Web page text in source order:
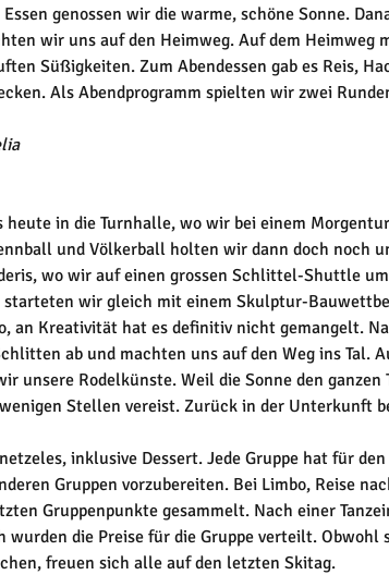
genossen wir die warme, schöne Sonne.
wir uns auf den Heimweg. Auf dem Heimweg
Süßigkeiten. Zum Abendessen gab es Reis,
Als Abendprogramm spielten wir zwei
in die Turnhalle, wo wir bei einem
und Völkerball holten wir dann doch noch
wo wir auf einen grossen Schlittel-Shuttle
starteten wir gleich mit einem Skulptur-
an Kreativität hat es definitiv nicht gemangelt.
ab und machten uns auf den Weg ins Tal.
unsere Rodelkünste. Weil die Sonne den ganzen
Stellen vereist. Zurück in der Unterkunft
Gruppen vorzubereiten. Bei Limbo, Reise
Gruppenpunkte gesammelt. Nach einer
wurden die Preise für die Gruppe verteilt. Obwohl
freuen sich alle auf den letzten Skitag.